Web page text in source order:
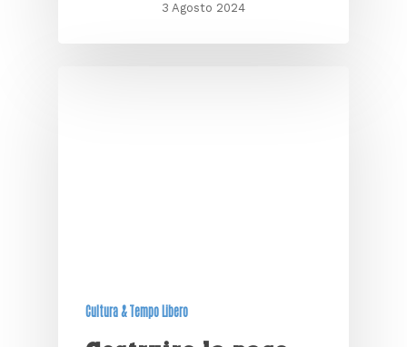
3 Agosto 2024
Cultura & Tempo Libero